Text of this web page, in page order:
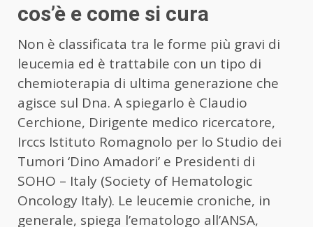
cos’è e come si cura
Non è classificata tra le forme più gravi di
leucemia ed è trattabile con un tipo di
chemioterapia di ultima generazione che
agisce sul Dna. A spiegarlo è Claudio
Cerchione, Dirigente medico ricercatore,
Irccs Istituto Romagnolo per lo Studio dei
Tumori ‘Dino Amadori’ e Presidenti di
SOHO – Italy (Society of Hematologic
Oncology Italy). Le leucemie croniche, in
generale, spiega l’ematologo all’ANSA,